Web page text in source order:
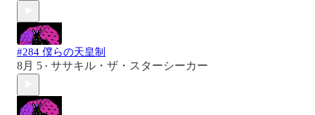
#284 僕らの天皇制
8月 5 • ササキル・ザ・スターシーカー